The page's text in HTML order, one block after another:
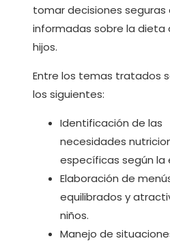
tomar decisiones seguras
informadas sobre la dieta
hijos.
Entre los temas tratados
los siguientes:
Identificación de las
necesidades
específicas según la
Elaboración de
equilibrados y
niños.
Manejo de